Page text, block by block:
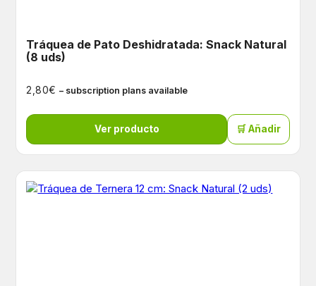
Tráquea de Pato Deshidratada: Snack Natural
(8 uds)
2,80€ – subscription plans available
Ver producto 🛒 Añadir